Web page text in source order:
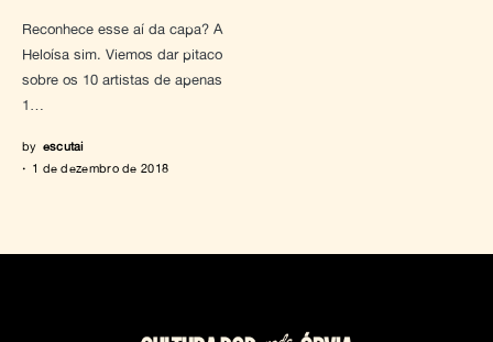
Reconhece esse aí da capa? A
Heloísa sim. Viemos dar pitaco
sobre os 10 artistas de apenas
1…
by escutai
1 de dezembro de 2018